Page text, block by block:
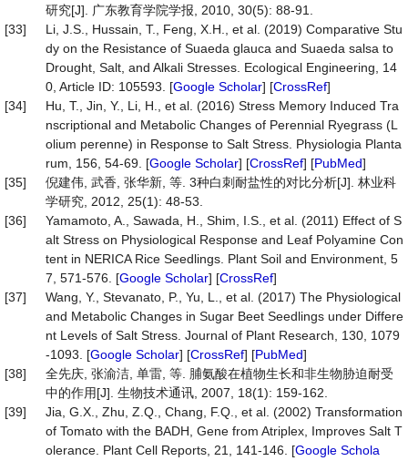
研究[J]. 广东教育学院学报, 2010, 30(5): 88-91.
[33]
Li, J.S., Hussain, T., Feng, X.H., et al. (2019) Comparative Stu
dy on the Resistance of Suaeda glauca and Suaeda salsa to
Drought, Salt, and Alkali Stresses. Ecological Engineering, 14
0, Article ID: 105593. [Google Scholar] [CrossRef]
[34]
Hu, T., Jin, Y., Li, H., et al. (2016) Stress Memory Induced Tra
nscriptional and Metabolic Changes of Perennial Ryegrass (L
olium perenne) in Response to Salt Stress. Physiologia Planta
rum, 156, 54-69. [Google Scholar] [CrossRef] [PubMed]
[35]
倪建伟, 武香, 张华新, 等. 3种白刺耐盐性的对比分析[J]. 林业科
学研究, 2012, 25(1): 48-53.
[36]
Yamamoto, A., Sawada, H., Shim, I.S., et al. (2011) Effect of S
alt Stress on Physiological Response and Leaf Polyamine Con
tent in NERICA Rice Seedlings. Plant Soil and Environment, 5
7, 571-576. [Google Scholar] [CrossRef]
[37]
Wang, Y., Stevanato, P., Yu, L., et al. (2017) The Physiological
and Metabolic Changes in Sugar Beet Seedlings under Differe
nt Levels of Salt Stress. Journal of Plant Research, 130, 1079
-1093. [Google Scholar] [CrossRef] [PubMed]
[38]
全先庆, 张渝洁, 单雷, 等. 脯氨酸在植物生长和非生物胁迫耐受
中的作用[J]. 生物技术通讯, 2007, 18(1): 159-162.
[39]
Jia, G.X., Zhu, Z.Q., Chang, F.Q., et al. (2002) Transformation
of Tomato with the BADH, Gene from Atriplex, Improves Salt T
olerance. Plant Cell Reports, 21, 141-146. [Google Schola